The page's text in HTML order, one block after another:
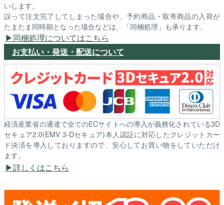
いします。
誤って注文完了してしまった場合や、予約商品・取寄商品の入荷が
たまたま同時期となった場合などは、「同梱処理」も承ります。
同梱処理についてはこちら
お支払い・発送・配送について
経済産業省の通達で全てのECサイトへの導入が義務化されている3D
セキュア2.0(EMV 3-Dセキュア)本人認証に対応したクレジットカー
ド決済を導入しておりますので、安心してお買い物をしていただけ
ます。
詳しくはこちら